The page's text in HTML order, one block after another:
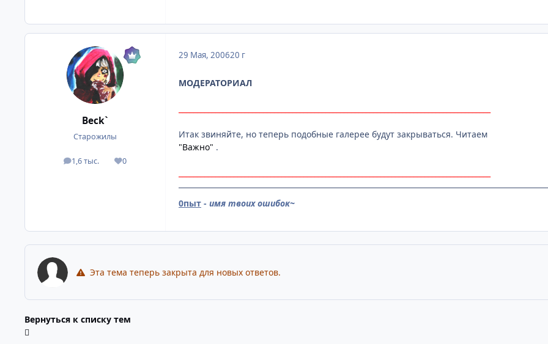
Beck`
Старожилы
1,6 тыс.
посты 0
Репутация
29 Мая, 200620 г
МОДЕРАТОРИАЛ
Итак звиняйте, но теперь подобные галерее будут закрываться. Читаем
"Важно" .
0пыт - имя твоих ошибок~
Эта тема теперь закрыта для новых ответов.
Вернуться к списку тем